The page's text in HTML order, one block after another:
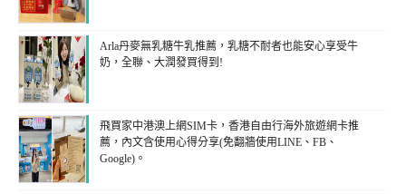
Arla丹麥無乳糖牛乳推薦，乳糖不耐者也能安心享受牛
奶，全聯、大潤發買得到!
飛買家中港澳上網SIM卡，香港自由行海外旅遊網卡推
薦，內文含使用心得分享(免翻牆使用LINE、FB、
Google)。